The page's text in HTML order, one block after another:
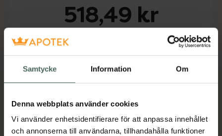
Samtycke Information Om
Denna webbplats använder cookies
Vi använder enhetsidentifierare för att anpassa innehållet
och annonserna till användarna, tillhandahålla funktioner
518,49 kr
Köp via ditt recept
Beskrivning Dölj